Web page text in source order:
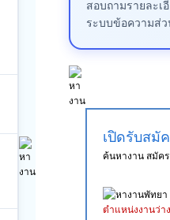
สอบถามรายละเ
ระบบข้อความส่
เปิดรับสมั
ค้นหางาน สมัค
ตำแหน่งงานว่า